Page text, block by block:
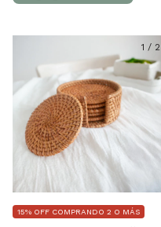
1 / 2
15% OFF COMPRANDO 2 O MÁS